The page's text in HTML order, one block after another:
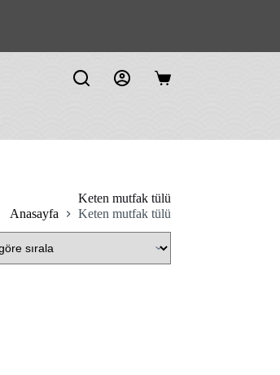
Shopping
Keten mutfak tülü
Anasayfa
Keten mutfak tülü